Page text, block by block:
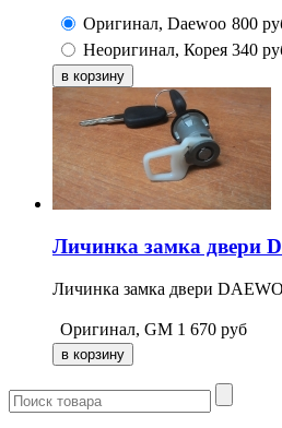
Оригинал, Daewoo 800
Неоригинал, Корея 340
Личинка замка двери
Личинка замка двери
Оригинал, GM 1 670 руб